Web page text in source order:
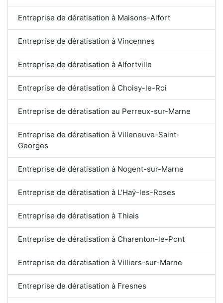
Entreprise de dératisation à Maisons-Alfort
Entreprise de dératisation à Vincennes
Entreprise de dératisation à Alfortville
Entreprise de dératisation à Choisy-le-Roi
Entreprise de dératisation au Perreux-sur-Marne
Entreprise de dératisation à Villeneuve-Saint-
Georges
Entreprise de dératisation à Nogent-sur-Marne
Entreprise de dératisation à L'Haÿ-les-Roses
Entreprise de dératisation à Thiais
Entreprise de dératisation à Charenton-le-Pont
Entreprise de dératisation à Villiers-sur-Marne
Entreprise de dératisation à Fresnes